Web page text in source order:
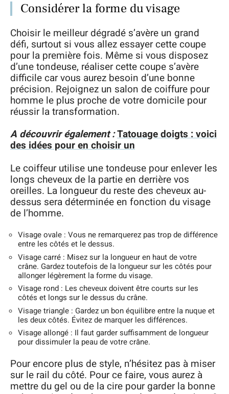
Considérer la forme du visage
Choisir le meilleur dégradé s’avère un grand
défi, surtout si vous allez essayer cette coupe
pour la première fois. Même si vous disposez
d’une tondeuse, réaliser cette coupe s’avère
difficile car vous aurez besoin d’une bonne
précision. Rejoignez un salon de coiffure pour
homme le plus proche de votre domicile pour
réussir la transformation.
A découvrir également :Tatouage doigts : voici
des idées pour en choisir un
Le coiffeur utilise une tondeuse pour enlever les
longs cheveux de la partie en derrière vos
oreilles. La longueur du reste des cheveux au-
dessus sera déterminée en fonction du visage
de l’homme.
Visage ovale : Vous ne remarquerez pas trop de différence
entre les côtés et le dessus.
Visage carré : Misez sur la longueur en haut de votre
crâne. Gardez toutefois de la longueur sur les côtés pour
allonger légèrement la forme du visage.
Visage rond : Les cheveux doivent être courts sur les
côtés et longs sur le dessus du crâne.
Visage triangle : Gardez un bon équilibre entre la nuque et
les deux côtés. Évitez de marquer les différences.
Visage allongé : Il faut garder suffisamment de longueur
pour dissimuler la peau de votre crâne.
Pour encore plus de style, n’hésitez pas à miser
sur le rail du côté. Pour ce faire, vous aurez à
mettre du gel ou de la cire pour garder la bonne